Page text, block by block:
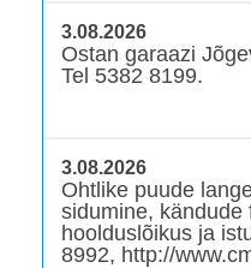
3.08.2026
Ostan garaazi
Tel 5382 8199.
3.08.2026
Ohtlike puude
sidumine, kändude
hoolduslõikus ja
8992, http://